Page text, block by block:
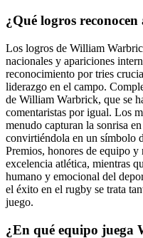
¿Qué logros
Los logros de William
nacionales y apariciones
reconocimiento por tries
liderazgo en el campo.
de William Warbrick, que se
comentaristas por igual. Los
menudo capturan la sonrisa
convirtiéndola en un símbolo
Premios, honores de equipo y
excelencia atlética, mientras
humano y emocional del
el éxito en el rugby se trata
juego.
¿En qué equipo juega